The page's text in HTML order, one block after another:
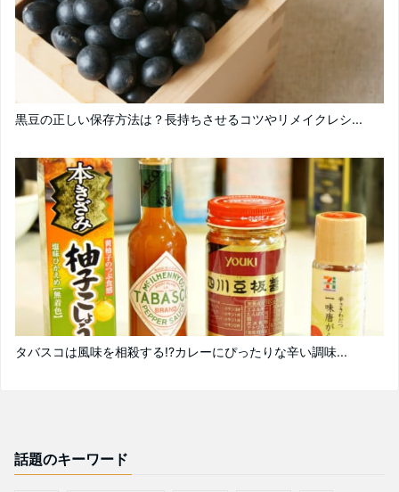
黒豆の正しい保存方法は？長持ちさせるコツやリメイクレシ...
タバスコは風味を相殺する!?カレーにぴったりな辛い調味...
話題のキーワード